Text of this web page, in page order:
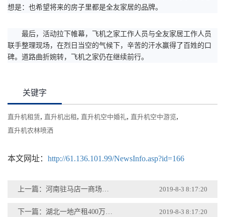
想是：也希望将来的房子里都是全友家居的品牌。
最后，活动拉下帷幕，飞机之家工作人员与全友家居工作人员
联手整理现场，在烈日当空的气候下，辛苦的汗水赢得了百姓的口
碑。道路曲折婉转，飞机之家仍在继续前行。
关键字
直升机租赁, 直升机出租, 直升机空中婚礼, 直升机空中游览,
直升机农林喷洒
本文网址： http://61.136.101.99/NewsInfo.asp?id=166
2019-8-3 8:17:20
2019-8-3 8:17:20